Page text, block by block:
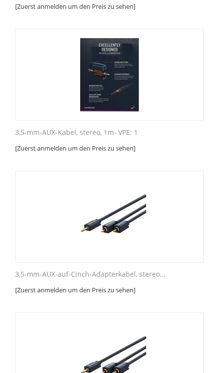
[Zuerst anmelden um den Preis zu sehen]
3,5-mm-AUX-Kabel, stereo, 1m- VPE: 1
[Zuerst anmelden um den Preis zu sehen]
3,5-mm-AUX-auf-Cinch-Adapterkabel, stereo...
[Zuerst anmelden um den Preis zu sehen]